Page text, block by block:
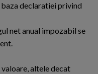
declaratiei privind
net anual impozabil se
altele decat